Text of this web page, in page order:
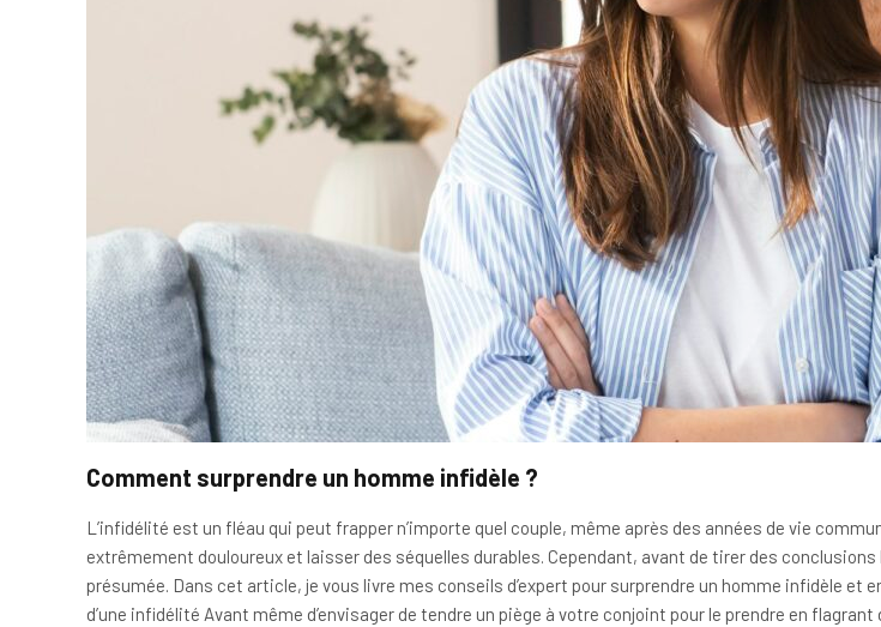
Comment surprendre un homme infidèle ?
L’infidélité est un fléau qui peut frapper n’importe quel couple, même après des années de vie
extrêmement douloureux et laisser des séquelles durables. Cependant, avant de tirer des
présumée. Dans cet article, je vous livre mes conseils d’expert pour surprendre un homme infidèle
d’une infidélité Avant même d’envisager de tendre un piège à votre conjoint pour le prendre en